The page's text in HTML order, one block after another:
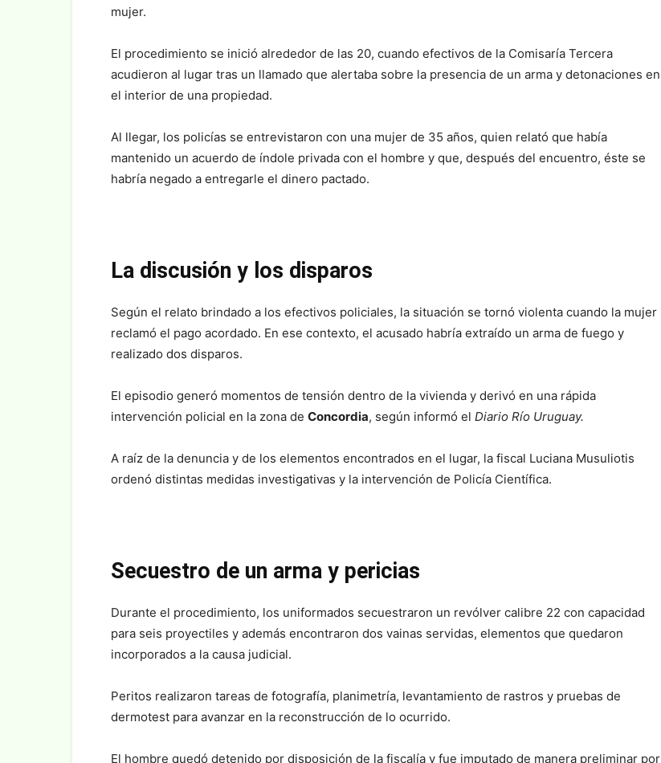
mujer.
El procedimiento se inició alrededor de las 20, cuando efectivos de la Comisaría Tercera
acudieron al lugar tras un llamado que alertaba sobre la presencia de un arma y detonaciones en
el interior de una propiedad.
Al llegar, los policías se entrevistaron con una mujer de 35 años, quien relató que había
mantenido un acuerdo de índole privada con el hombre y que, después del encuentro, éste se
habría negado a entregarle el dinero pactado.
La discusión y los disparos
Según el relato brindado a los efectivos policiales, la situación se tornó violenta cuando la mujer
reclamó el pago acordado. En ese contexto, el acusado habría extraído un arma de fuego y
realizado dos disparos.
El episodio generó momentos de tensión dentro de la vivienda y derivó en una rápida
intervención policial en la zona de Concordia, según informó el Diario Río Uruguay.
A raíz de la denuncia y de los elementos encontrados en el lugar, la fiscal Luciana Musuliotis
ordenó distintas medidas investigativas y la intervención de Policía Científica.
Secuestro de un arma y pericias
Durante el procedimiento, los uniformados secuestraron un revólver calibre 22 con capacidad
para seis proyectiles y además encontraron dos vainas servidas, elementos que quedaron
incorporados a la causa judicial.
Peritos realizaron tareas de fotografía, planimetría, levantamiento de rastros y pruebas de
dermotest para avanzar en la reconstrucción de lo ocurrido.
El hombre quedó detenido por disposición de la fiscalía y fue imputado de manera preliminar por